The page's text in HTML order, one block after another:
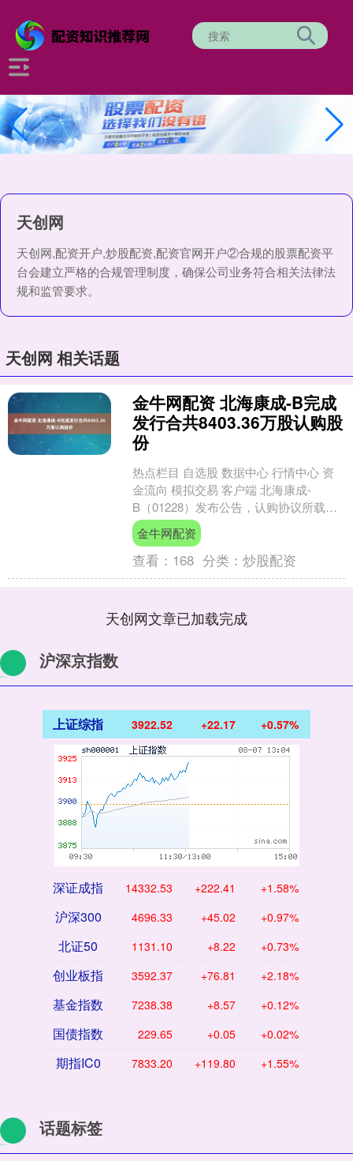
天创网
天创网,配资开户,炒股配资,配资官网开户②合规的股票配资平
台会建立严格的合规管理制度，确保公司业务符合相关法律法
规和监管要求。
天创网 相关话题
金牛网配资 北海康成-B完成
发行合共8403.36万股认购股
份
热点栏目 自选股 数据中心 行情中心 资
金流向 模拟交易 客户端 北海康成-
B（01228）发布公告，认购协议所载条
件已获达成，并已根据认购协议的条款
及条件于2....
金牛网配资
查看： 168 分类：炒股配资
天创网文章已加载完成
沪深京指数
上证综指 3922.52 +22.17 +0.57%
深证成指 14332.53 +222.41 +1.58%
沪深300 4696.33 +45.02 +0.97%
北证50 1131.10 +8.22 +0.73%
创业板指 3592.37 +76.81 +2.18%
基金指数 7238.38 +8.57 +0.12%
国债指数 229.65 +0.05 +0.02%
期指IC0 7833.20 +119.80 +1.55%
话题标签